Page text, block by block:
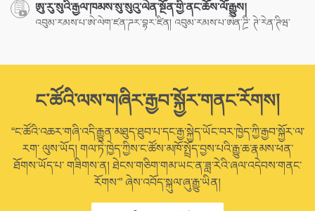
ཨུ་རུ་སུའི་རྒྱལ་ཁམས་སུ་སུའུ་ལེན་སྔོན་གྱི་ནང་ཆོས་ལོ་རྒྱུས།
འབུམ་རམས་པ་ཨེ་ལེག་ཛན་ཌར་བྷར་ཛིན། འབུམ་རམས་པ་ཨེན་ཌྲི་ ཊེ་རེན་ཊིཝ་
ང་ཚོའི་ལས་གཞིར་རྒྱབ་སྐྱོར་གནང་རོགས།
“ང་ཚོའི་འཆར་གཞི་འདི་རྒྱུན་མཐུད་ཐུབ་པ་དང་རྒྱ་སྐྱེད་ཡོང་བར་ཁྱེད་ཀྱི་རྒྱབ་སྐྱོར་ལ་
རག་ ལུས་ཡོད། གལ་ཏེ་ཁྱེད་ཀྱིས་ང་ཚོས་མཁོ་སྤྲོད་བྱས་པའི་རྒྱུ་ཆ་རྣམས་ཕན་
ཐོགས་ཡོད་པ་ གཟིགས་ན། ཐེངས་གཅིག་གམ་ཡང་ན་ཟླ་རེའི་ཞལ་འདེབས་གནང་
རོགས་” ཞེས་འབོད་སྐུལ་ཞུ་རྒྱུ་ཡིན།